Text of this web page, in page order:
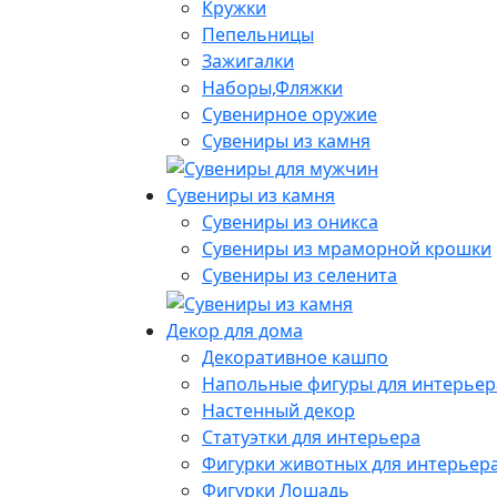
Кружки
Пепельницы
Зажигалки
Наборы,Фляжки
Сувенирное оружие
Сувениры из камня
Сувениры из камня
Сувениры из оникса
Сувениры из мраморной крошки
Сувениры из селенита
Декор для дома
Декоративное кашпо
Напольные фигуры для
Настенный декор
Статуэтки для интерьера
Фигурки животных для
Фигурки Лошадь